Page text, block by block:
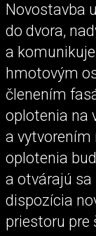
Novostavba
do dvora,
a
hmotovým
členením
oplotenia na
a vytvorením
oplotenia
a otvárajú sa
dispozícia
priestoru pre